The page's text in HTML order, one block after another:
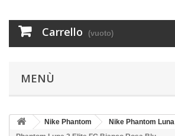
Carrello (vuoto)
MENÙ
Nike Phantom Nike Phantom Luna